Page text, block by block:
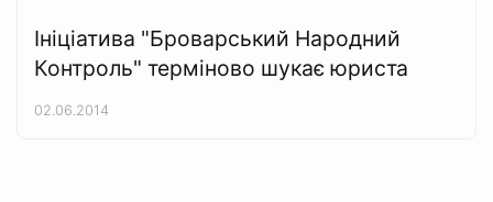
Ініціатива "Броварський Народний
Контроль" терміново шукає юриста
02.06.2014